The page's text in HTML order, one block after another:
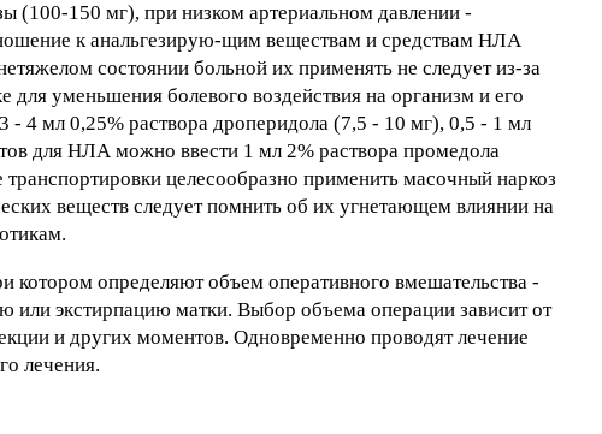
(100-150 мг), при низком артериальном давлении -
к анальгезирую-щим веществам и средствам НЛА
состоянии больной их применять не следует из-за
уменьшения болевого воздействия на организм и его
4 мл 0,25% раствора дроперидола (7,5 - 10 мг), 0,5 - 1 мл
для НЛА можно ввести 1 мл 2% раствора промедола
целесообразно применить масочный наркоз
веществ следует помнить об их угнетающем влиянии на
котором определяют объем оперативного вмешательства -
или экстирпацию матки. Выбор объема операции зависит от
и других моментов. Одновременно проводят лечение
лечения.